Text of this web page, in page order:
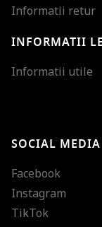
Informatii retur
INFORMATII
Informatii utile
SOCIAL MEDIA
Facebook
Instagram
TikTok